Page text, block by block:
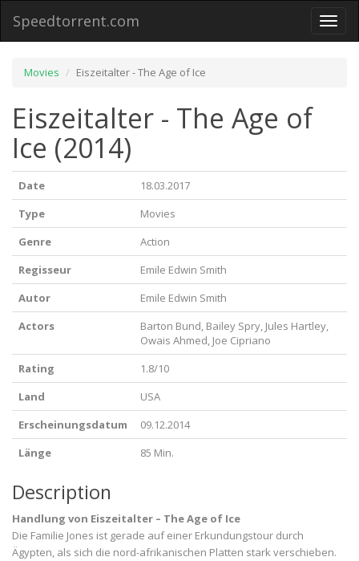
Toggle
Speedtorrent.com
Movies Eiszeitalter - The Age of Ice
Eiszeitalter - The Age of
Ice (2014)
Date
18.03.2017
Type
Movies
Genre
Action
Regisseur
Emile Edwin Smith
Autor
Emile Edwin Smith
Actors
Barton Bund, Bailey Spry, Jules Hartley,
Owais Ahmed, Joe Cipriano
Rating
1.8/10
Land
USA
Erscheinungsdatum
09.12.2014
Länge
85 Min.
Description
Handlung von Eiszeitalter – The Age of Ice
Die Familie Jones ist gerade auf einer Erkundungstour durch
Ägypten, als sich die nord-afrikanischen Platten stark verschieben.